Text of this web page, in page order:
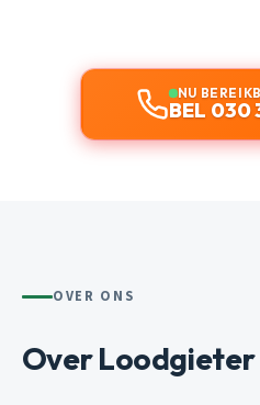
NU
BEL 030
OVER ONS
Over